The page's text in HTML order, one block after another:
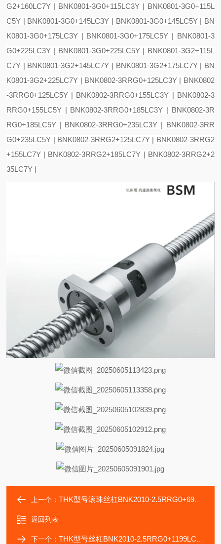
G2+160LC7Y | BNK0801-3G0+115LC3Y | BNK0801-3G0+115L
C5Y | BNK0801-3G0+145LC3Y | BNK0801-3G0+145LC5Y | BN
K0801-3G0+175LC3Y | BNK0801-3G0+175LC5Y | BNK0801-3
G0+225LC3Y | BNK0801-3G0+225LC5Y | BNK0801-3G2+115L
C7Y | BNK0801-3G2+145LC7Y | BNK0801-3G2+175LC7Y | BN
K0801-3G2+225LC7Y | BNK0802-3RRG0+125LC3Y | BNK0802
-3RRG0+125LC5Y | BNK0802-3RRG0+155LC3Y | BNK0802-3
RRG0+155LC5Y | BNK0802-3RRG0+185LC3Y | BNK0802-3R
RG0+185LC5Y | BNK0802-3RRG0+235LC3Y | BNK0802-3RR
G0+235LC5Y | BNK0802-3RRG2+125LC7Y | BNK0802-3RRG2
+155LC7Y | BNK0802-3RRG2+185LC7Y | BNK0802-3RRG2+2
35LC7Y |
上一个：THK型号滚珠丝杠BNK2010-2.5RRG0+699LC5Y高速轧制
返回列表
下一个：THK型号丝杠BNK2010-2.5RRG0+1199LC5Y配防尘垫片